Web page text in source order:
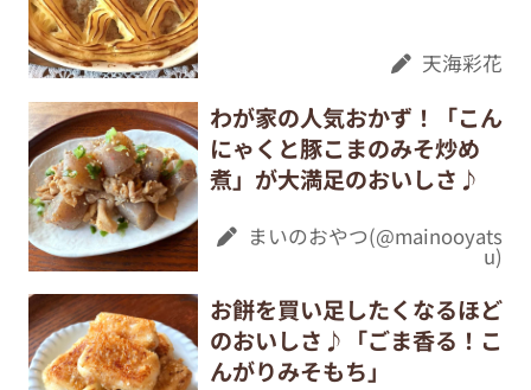
天海彩花
わが家の人気おかず！「こん
にゃくと豚こまのみそ炒め
煮」が大満足のおいしさ♪
まいのおやつ(@mainooyats
u)
お餅を買い足したくなるほど
のおいしさ♪「ごま香る！こ
んがりみそもち」